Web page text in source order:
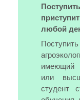
любой
имеющий
или
студент